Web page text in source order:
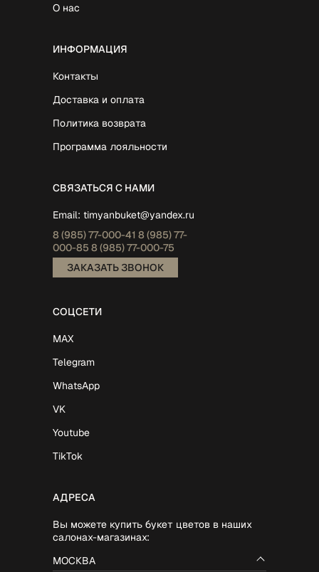
О нас
ИНФОРМАЦИЯ
Контакты
Доставка и оплата
Политика возврата
Программа лояльности
СВЯЗАТЬСЯ С НАМИ
Email: timyanbuket@yandex.ru
8 (985)77-000-41 8 (985)77-
000-85 8 (985)77-000-75
ЗАКАЗАТЬ ЗВОНОК
СОЦСЕТИ
MAX
Telegram
WhatsApp
VK
Youtube
TikTok
АДРЕСА
Вы можете купить букет цветов в наших
салонах-магазинах:
МОСКВА